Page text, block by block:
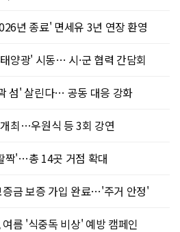
년 종료' 면세유 3년 연장 환영
양광' 시동… 시·군 협력 간담회
섬' 살린다… 공동 대응 강화
최…우원식 등 3회 강연
짝'…총 14곳 거점 확대
증금 보증 가입 완료…'주거 안정'
름 '식중독 비상' 예방 캠페인